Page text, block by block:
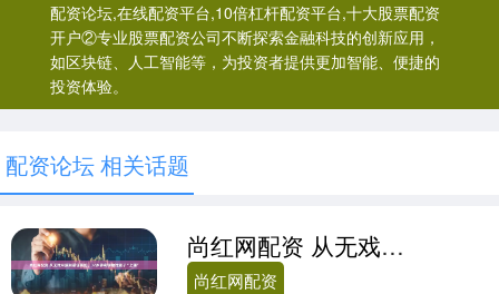
配资论坛,在线配资平台,10倍杠杆配资平台,十大股票配资
开户②专业股票配资公司不断探索金融科技的创新应用，
如区块链、人工智能等，为投资者提供更加智能、便捷的
投资体验。
配资论坛 相关话题
尚红网配资 从无戏可演到最佳男配，32岁蒋奇明给戏混子“上课”
尚红网配资